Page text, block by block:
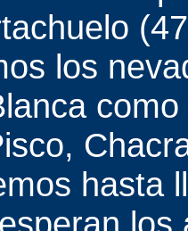
los
hasta